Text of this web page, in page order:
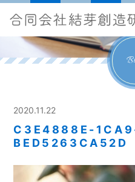
2020.11.22
C3E4888E-
BED5263CA52D